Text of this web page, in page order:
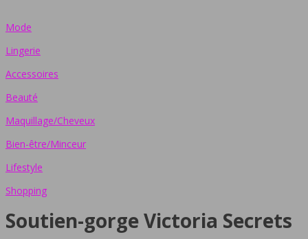
Mode
Lingerie
Accessoires
Beauté
Maquillage/Cheveux
Bien-être/Minceur
Lifestyle
Shopping
Soutien-gorge Victoria Secrets